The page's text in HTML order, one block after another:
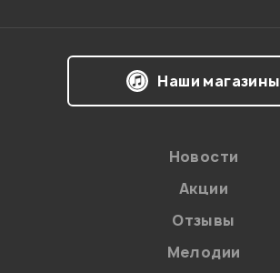
Мой отзыв о товаре
Впечатления о товаре:
Наши магазины
Новости
Акции
Отзывы
Мелодии